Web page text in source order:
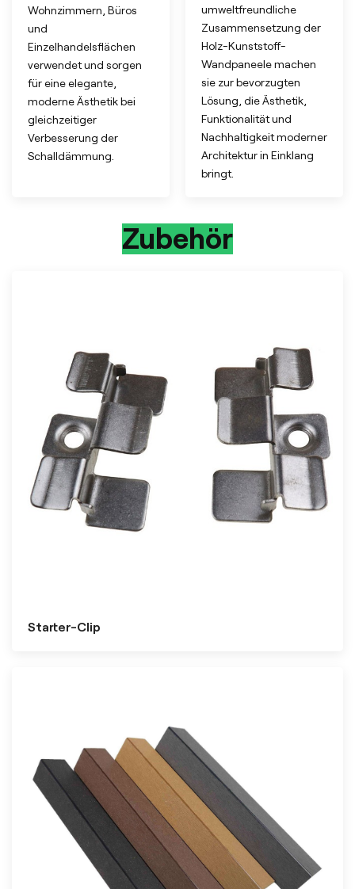
Wohnzimmern, Büros
und
Einzelhandelsflächen
verwendet und sorgen
für eine elegante,
moderne Ästhetik bei
gleichzeitiger
Verbesserung der
Schalldämmung.
umweltfreundliche
Zusammensetzung der
Holz-Kunststoff-
Wandpaneele machen
sie zur bevorzugten
Lösung, die Ästhetik,
Funktionalität und
Nachhaltigkeit moderner
Architektur in Einklang
bringt.
Zubehör
Starter-Clip